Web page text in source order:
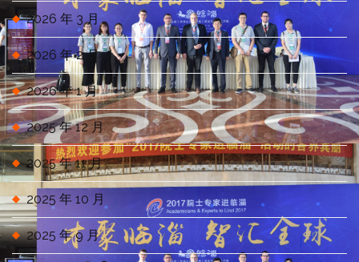
2026 年 3 月
2026 年 2 月
2026 年 1 月
2025 年 12 月
2025 年 11 月
2025 年 10 月
2025 年 9 月